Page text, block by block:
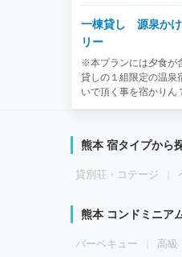
一棟貸し 源泉か
リー
※本プランには夕食が
貸しの１組限定の温泉
いで頂く事を宿かりん
せて頂きます。その際
いお店が多数ございま
約をお勧めします。
館』を常設しておりま
せん。順次、補充して
熊本 宿タイプから
貸別荘・コテージ
熊本 コンドミニア
バーベキュー 高級